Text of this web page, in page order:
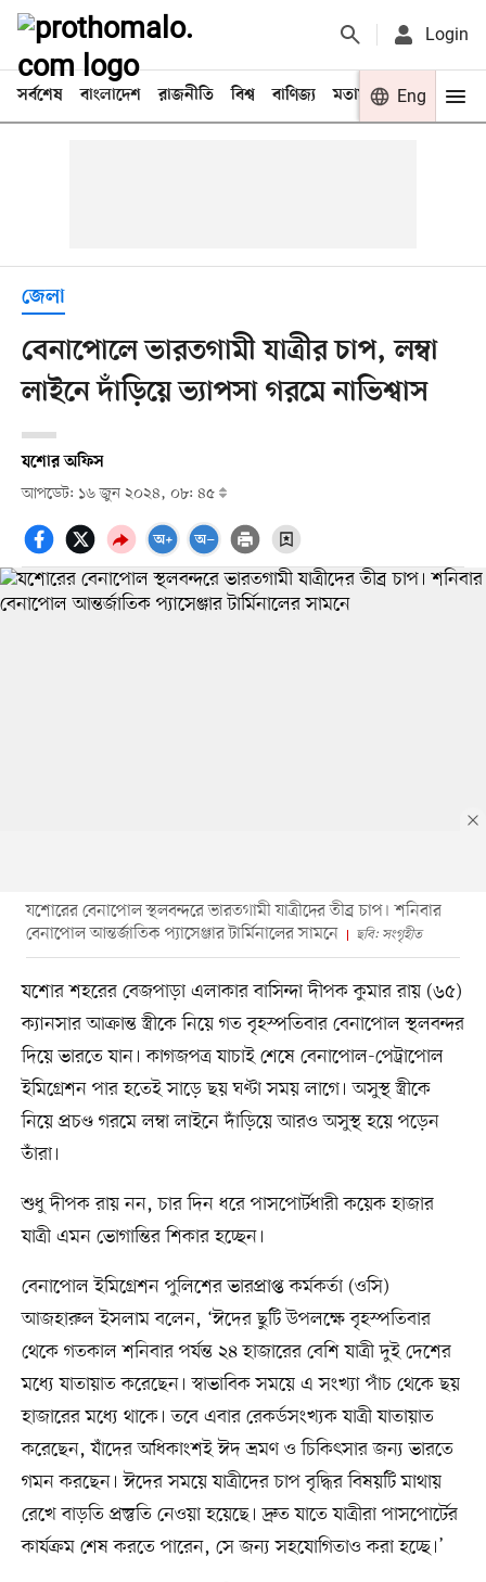
Login
সর্বশেষ বাংলাদেশ রাজনীতি বিশ্ব বাণিজ্য মতামত খেলা
Eng
জেলা
বেনাপোলে ভারতগামী যাত্রীর চাপ, লম্বা
লাইনে দাঁড়িয়ে ভ্যাপসা গরমে নাভিশ্বাস
যশোর অফিস
আপডেট: ১৬ জুন ২০২৪, ০৮: ৪৫
যশোরের বেনাপোল স্থলবন্দরে ভারতগামী যাত্রীদের তীব্র চাপ। শনিবার
বেনাপোল আন্তর্জাতিক প্যাসেঞ্জার টার্মিনালের সামনে
ছবি: সংগৃহীত
যশোর শহরের বেজপাড়া এলাকার বাসিন্দা দীপক কুমার রায় (৬৫)
ক্যানসার আক্রান্ত স্ত্রীকে নিয়ে গত বৃহস্পতিবার বেনাপোল স্থলবন্দর
দিয়ে ভারতে যান। কাগজপত্র যাচাই শেষে বেনাপোল-পেট্রাপোল
ইমিগ্রেশন পার হতেই সাড়ে ছয় ঘণ্টা সময় লাগে। অসুস্থ স্ত্রীকে
নিয়ে প্রচণ্ড গরমে লম্বা লাইনে দাঁড়িয়ে আরও অসুস্থ হয়ে পড়েন
তাঁরা।
শুধু দীপক রায় নন, চার দিন ধরে পাসপোর্টধারী কয়েক হাজার
যাত্রী এমন ভোগান্তির শিকার হচ্ছেন।
বেনাপোল ইমিগ্রেশন পুলিশের ভারপ্রাপ্ত কর্মকর্তা (ওসি)
আজহারুল ইসলাম বলেন, ‘ঈদের ছুটি উপলক্ষে বৃহস্পতিবার
থেকে গতকাল শনিবার পর্যন্ত ২৪ হাজারের বেশি যাত্রী দুই দেশের
মধ্যে যাতায়াত করেছেন। স্বাভাবিক সময়ে এ সংখ্যা পাঁচ থেকে ছয়
হাজারের মধ্যে থাকে। তবে এবার রেকর্ডসংখ্যক যাত্রী যাতায়াত
করেছেন, যাঁদের অধিকাংশই ঈদ ভ্রমণ ও চিকিৎসার জন্য ভারতে
গমন করছেন। ঈদের সময়ে যাত্রীদের চাপ বৃদ্ধির বিষয়টি মাথায়
রেখে বাড়তি প্রস্তুতি নেওয়া হয়েছে। দ্রুত যাতে যাত্রীরা পাসপোর্টের
কার্যক্রম শেষ করতে পারেন, সে জন্য সহযোগিতাও করা হচ্ছে।’